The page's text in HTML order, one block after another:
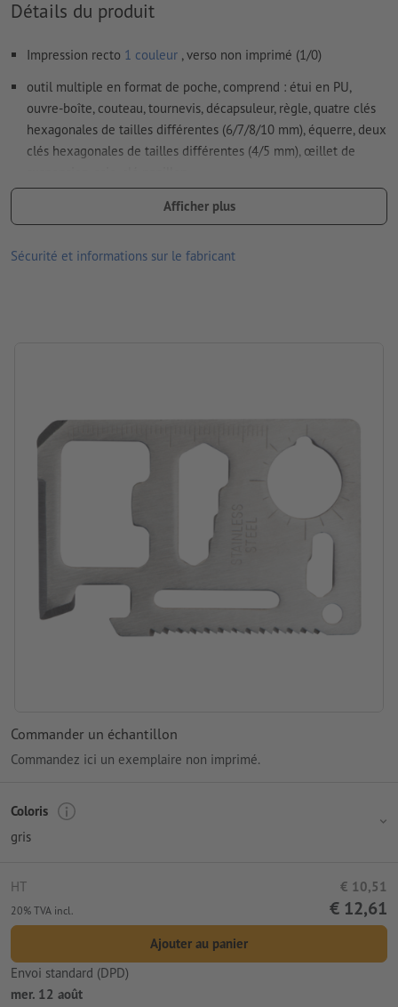
conviennent pas
lesdonnées vectoriellesdans notre espace Aide / F.A.Q.
Nous ne vérifions pas lesfautes d'orthographe et de syntaxe
Comment créer correctement des fichiers d'impression?
Détails du produit
Impression recto 1 couleur , verso non imprimé (1/0)
outil multiple en format de poche, comprend : étui en PU,
ouvre-boîte, couteau, tournevis, décapsuleur, règle, quatre clés
hexagonales de tailles différentes (6/7/8/10 mm), équerre, deux
clés hexagonales de tailles différentes (4/5 mm), œillet de
Veuillez noter que les couleurs ou la finition affichées à l’écran
peuvent, en raison des conditions d’éclairage ou des réglages
de l’écran, être différentes des couleurs réelles du produit.
Afficher plus
Sécurité et informations sur le fabricant
Commander un échantillon
Commandez ici un exemplaire non imprimé.
Coloris
gris
HT € 10,51
20% TVA incl. € 12,61
Ajouter au panier
Envoi standard (DPD)
mer. 12 août